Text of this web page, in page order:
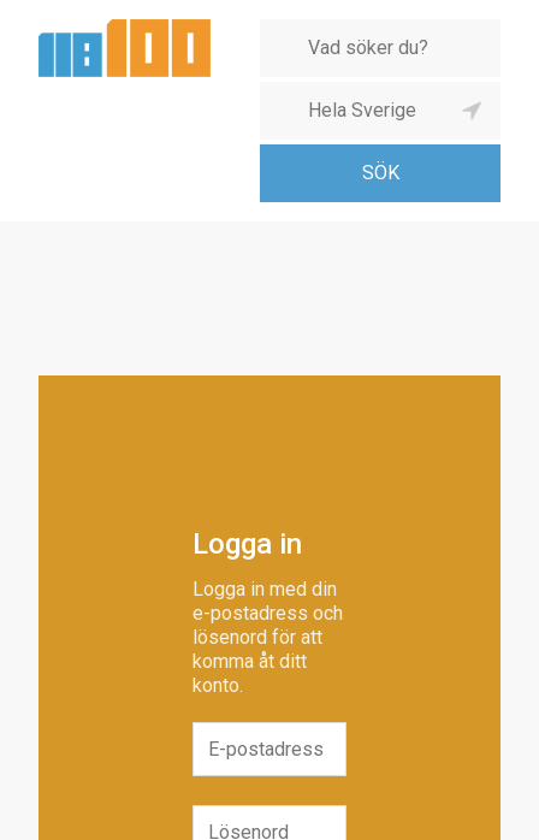
Logga in
Logga in med din
e-postadress och
lösenord för att
komma åt ditt
konto.